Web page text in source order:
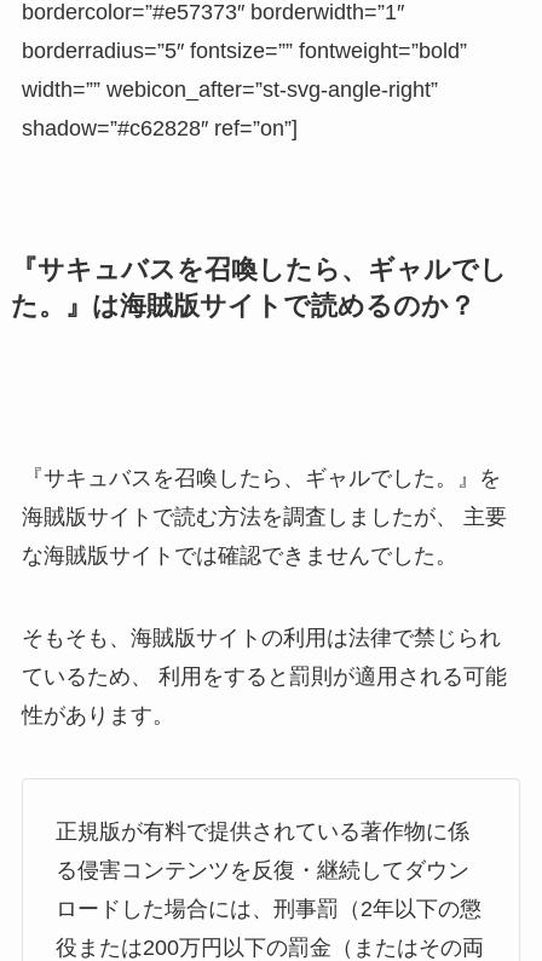
bordercolor=”#e57373″ borderwidth=”1″
borderradius=”5″ fontsize=”” fontweight=”bold”
width=”” webicon_after=”st-svg-angle-right”
shadow=”#c62828″ ref=”on”]
『サキュバスを召喚したら、ギャルでし
た。』は海賊版サイトで読めるのか？
『サキュバスを召喚したら、ギャルでした。』を
海賊版サイトで読む方法を調査しましたが、 主要
な海賊版サイトでは確認できませんでした。
そもそも、海賊版サイトの利用は法律で禁じられ
ているため、 利用をすると罰則が適用される可能
性があります。
正規版が有料で提供されている著作物に係
る侵害コンテンツを反復・継続してダウン
ロードした場合には、刑事罰（2年以下の懲
役または200万円以下の罰金（またはその両